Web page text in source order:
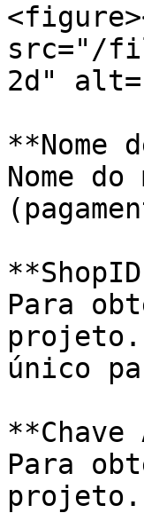
src="/
2d"
**Nome
Nome
Para
projeto.
único
Para
projeto.